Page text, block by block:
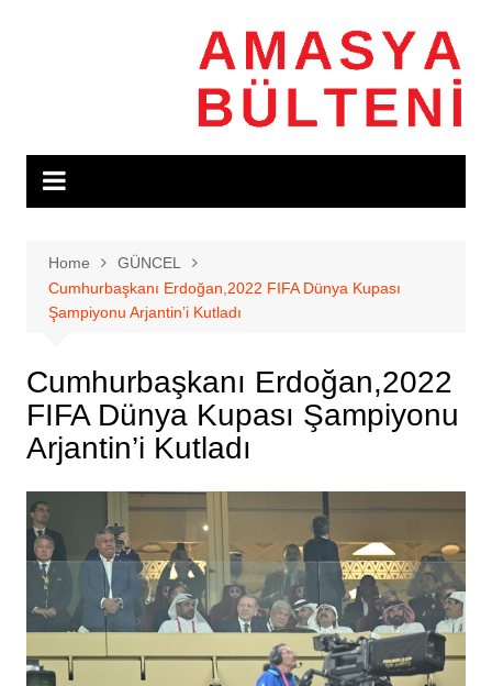
Home
GÜNCEL
Cumhurbaşkanı Erdoğan,2022 FIFA Dünya Kupası
Şampiyonu Arjantin’i Kutladı
Cumhurbaşkanı Erdoğan,2022
FIFA Dünya Kupası Şampiyonu
Arjantin’i Kutladı